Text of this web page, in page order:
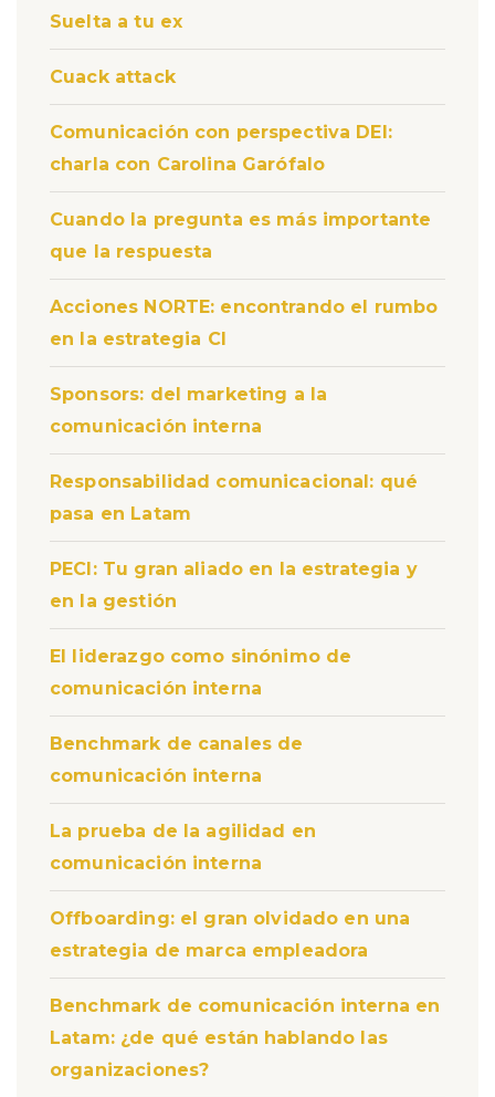
Suelta a tu ex
Cuack attack
Comunicación con perspectiva DEI:
charla con Carolina Garófalo
Cuando la pregunta es más importante
que la respuesta
Acciones NORTE: encontrando el rumbo
en la estrategia CI
Sponsors: del marketing a la
comunicación interna
Responsabilidad comunicacional: qué
pasa en Latam
PECI: Tu gran aliado en la estrategia y
en la gestión
El liderazgo como sinónimo de
comunicación interna
Benchmark de canales de
comunicación interna
La prueba de la agilidad en
comunicación interna
Offboarding: el gran olvidado en una
estrategia de marca empleadora
Benchmark de comunicación interna en
Latam: ¿de qué están hablando las
organizaciones?